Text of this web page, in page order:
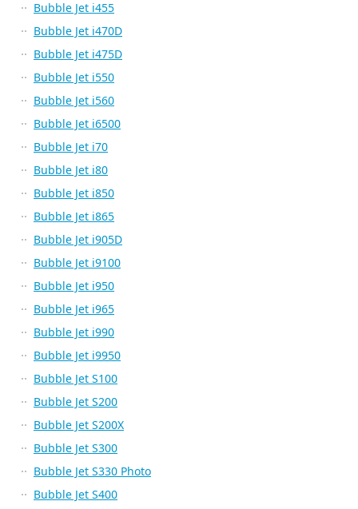
Bubble Jet i455
Bubble Jet i470D
Bubble Jet i475D
Bubble Jet i550
Bubble Jet i560
Bubble Jet i6500
Bubble Jet i70
Bubble Jet i80
Bubble Jet i850
Bubble Jet i865
Bubble Jet i905D
Bubble Jet i9100
Bubble Jet i950
Bubble Jet i965
Bubble Jet i990
Bubble Jet i9950
Bubble Jet S100
Bubble Jet S200
Bubble Jet S200X
Bubble Jet S300
Bubble Jet S330 Photo
Bubble Jet S400